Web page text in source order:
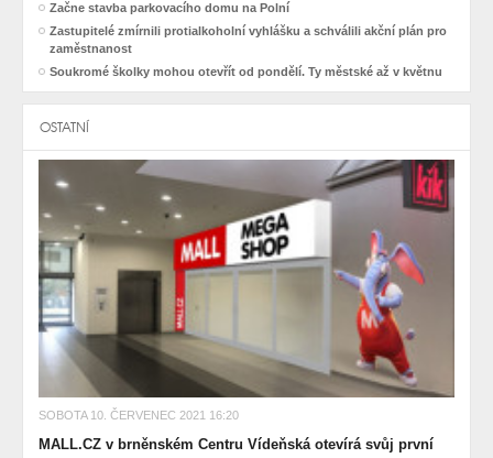
Začne stavba parkovacího domu na Polní
Zastupitelé zmírnili protialkoholní vyhlášku a schválili akční plán pro
zaměstnanost
Soukromé školky mohou otevřít od pondělí. Ty městské až v květnu
OSTATNÍ
SOBOTA 10. ČERVENEC 2021 16:20
MALL.CZ v brněnském Centru Vídeňská otevírá svůj první